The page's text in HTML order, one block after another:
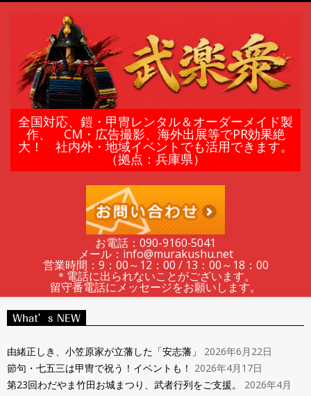
鎧
甲
レ
ン
タ
全国対応、鎧・甲冑レンタル＆オーダーメイド製
作、 CM・広告撮影、海外出展等でPR効果絶
大！ 社内外・地域イベントでも活用できます。
（拠点：兵庫県）
お電話：090-9160‐5041
メール：info@murakushu.net
営業時間：9：00～12：00 / 13：00～18：00
＊電話に出られないことがございます。
留守番電話にメッセージをお願いします。
Navigation
What’s NEW
由緒正しき、小笠原家が立藩した「安志藩」
2026年6月22日
節句・七五三は甲冑で祝う！イベントも！ 2026年4月17日
第23回わだやま竹田お城まつり、武者行列をご支援。
2026年4月